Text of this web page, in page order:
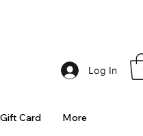
Gift Card More
Log In